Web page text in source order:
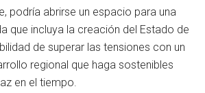
podría abrirse un espacio para una
que incluya la creación del Estado de
de superar las tensiones con un
regional que haga sostenibles
en el tiempo.